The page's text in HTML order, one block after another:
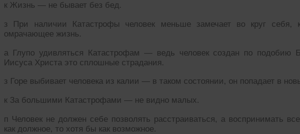
к Жизнь — не бывает без бед.
з При наличии Катастрофы человек меньше замечает во круг себя,
омрачающее жизнь.
а Глупо удивляться Катастрофам — ведь человек создан по подобию
Иисуса Христа это сплошные страдания.
з Горе выбивает человека из калии — в таком состоянии, он попадает в
к За большими Катастрофами — не видно малых.
п Человек не должен себе позволять расстраиваться, а воспринимать
как должное, то хотя бы как возможное.